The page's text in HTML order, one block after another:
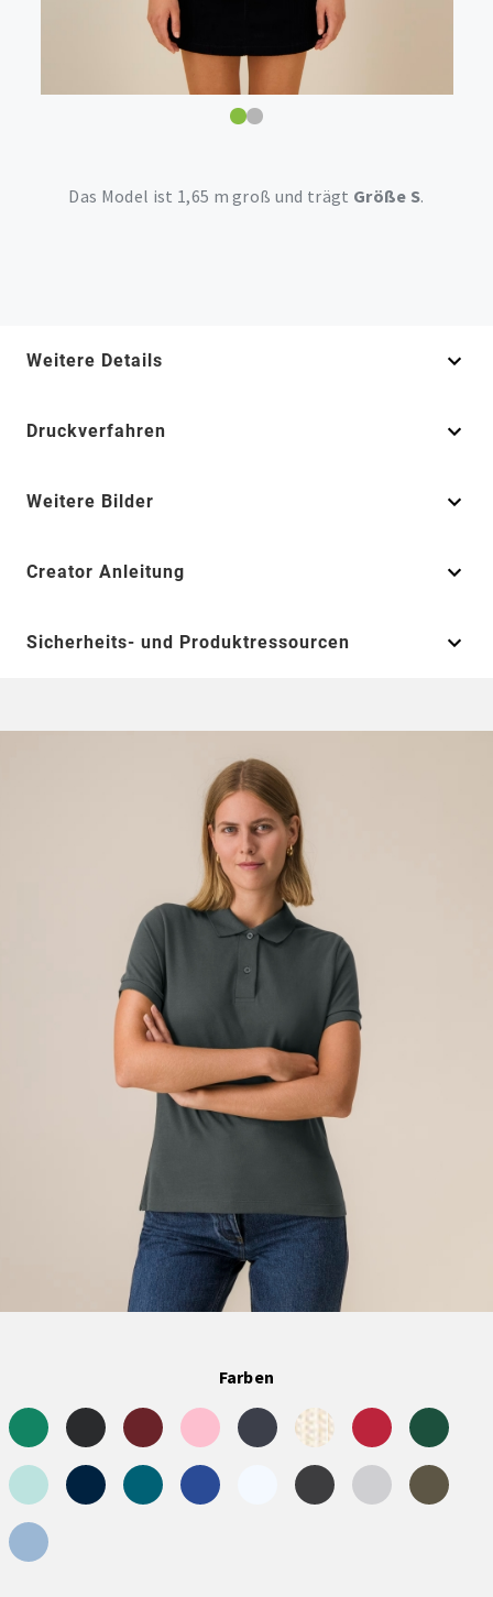
Das Model ist 1,65 m groß und trägt Größe S.
Weitere Details
Druckverfahren
Weitere Bilder
Creator Anleitung
Sicherheits- und Produktressourcen
Farben